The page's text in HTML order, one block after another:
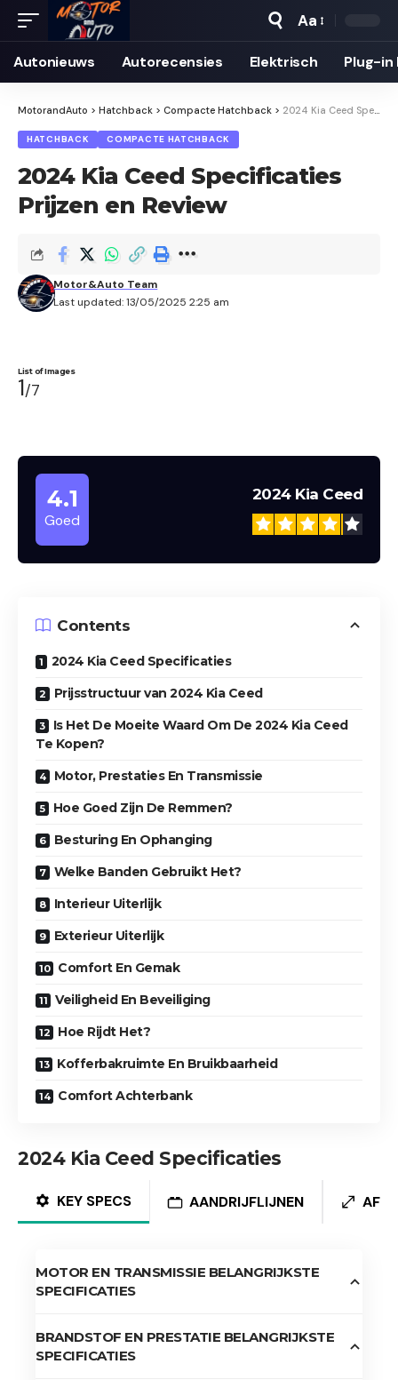
Aa
Autonieuws Auto­recensies Elektrisch Plug-in
MotorandAuto > Hatchback > Compacte Hatchback > 2024 Kia Ceed Specificaties Prijzen en Review
HATCHBACK COMPACTE HATCHBACK
2024 Kia Ceed Specificaties
Prijzen en Review
Last updated: 13/05/2025 2:25 am
Motor&Auto Team
2024 Kia Ceed
List of Images
1/7
4.1
Goed
2024 Kia Ceed
Contents
2024 Kia Ceed Specificaties
Prijsstructuur van 2024 Kia Ceed
Is Het De Moeite Waard Om De 2024 Kia Ceed
Te Kopen?
Motor, Prestaties En Transmissie
Hoe Goed Zijn De Remmen?
Besturing En Ophanging
Welke Banden Gebruikt Het?
Interieur Uiterlijk
Exterieur Uiterlijk
Comfort En Gemak
Veiligheid En Beveiliging
Hoe Rijdt Het?
Kofferbakruimte En Bruikbaarheid
Comfort Achterbank
2024 Kia Ceed Specificaties
KEY SPECS AANDRIJFLIJNEN
MOTOR EN TRANSMISSIE BELANGRIJKSTE
SPECIFICATIES
BRANDSTOF EN PRESTATIE BELANGRIJKSTE
SPECIFICATIES